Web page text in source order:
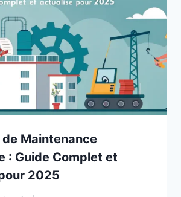
de Maintenance
: Guide Complet et
2025